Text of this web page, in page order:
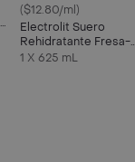
($12.80/ml)
Electrolit Suero
Rehidratante Fresa-
Kiwi
1 X 625 mL